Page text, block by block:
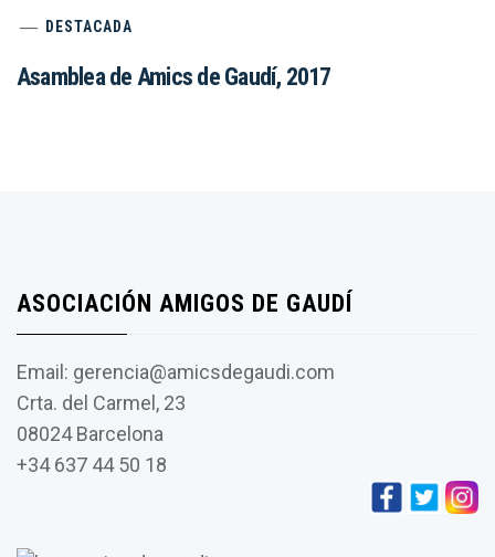
DESTACADA
Asamblea de Amics de Gaudí, 2017
ASOCIACIÓN AMIGOS DE GAUDÍ
Email: gerencia@amicsdegaudi.com
Crta. del Carmel, 23
08024 Barcelona
+34 637 44 50 18